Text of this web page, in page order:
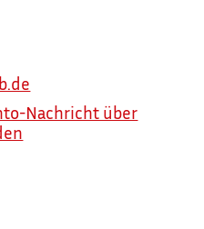
Nachricht über